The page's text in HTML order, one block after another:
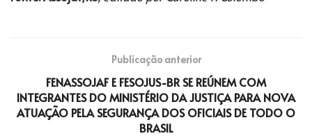
Publicação anterior
FENASSOJAF E FESOJUS-BR SE REÚNEM COM
INTEGRANTES DO MINISTÉRIO DA JUSTIÇA PARA NOVA
ATUAÇÃO PELA SEGURANÇA DOS OFICIAIS DE TODO O
BRASIL